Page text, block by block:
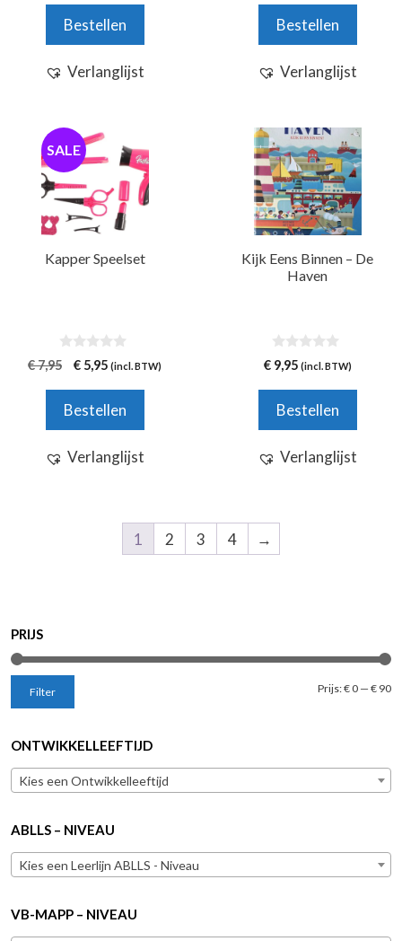
5Bestellen
Verlanglijst
5Bestellen
Verlanglijst
SALE
Kapper Speelset
0
v
5
€7,95
Oorspronkelijke
was:
€ 7,95.
€ 5,95Huidige
is:
€ 5,95.
(incl. BTW)
Bestellen
Verlanglijst
Kijk Eens Binnen – De
Haven
0
v
5
€9,95 (incl. BTW)
Bestellen
Verlanglijst
1 2 3 4 →
PRIJS
Filter Prijs:€ 0 — € 90
ONTWIKKELLEEFTIJD
Kies een Ontwikkelleeftijd
ABLLS – NIVEAU
Kies een Leerlijn ABLLS - Niveau
VB-MAPP – NIVEAU